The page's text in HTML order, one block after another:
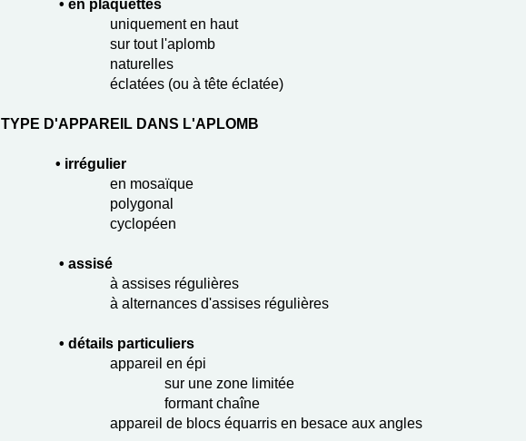
• en plaquettes
uniquement en haut
sur tout l'aplomb
naturelles
éclatées (ou à tête éclatée)
TYPE D'APPAREIL DANS L'APLOMB
• irrégulier
en mosaïque
polygonal
cyclopéen
• assisé
à assises régulières
à alternances d'assises régulières
• détails particuliers
appareil en épi
sur une zone limitée
formant chaîne
appareil de blocs équarris en besace aux angles